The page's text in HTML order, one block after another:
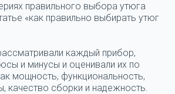
правильного выбора утюга
«как правильно выбирать утюг
каждый прибор,
и минусы и оценивали их по
мощность, функциональность,
качество сборки и надежность.